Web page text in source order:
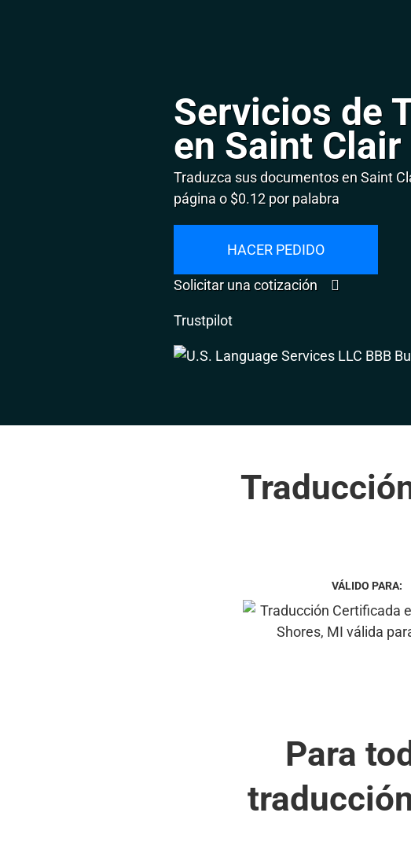
Servicios de
en Saint
Traduzca sus documentos en Saint
página o $0.12 por palabra
HACER PEDIDO
Solicitar una cotización
Trustpilot
VÁLIDO PARA:
Para